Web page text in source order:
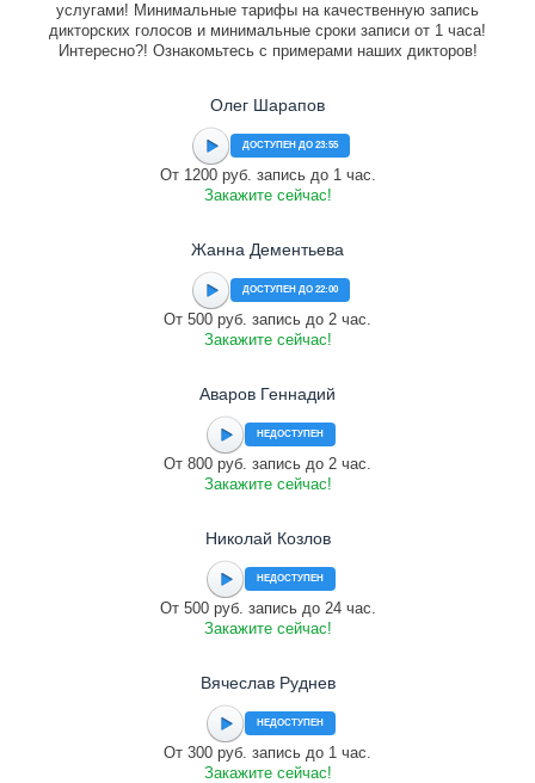
услугами! Минимальные тарифы на качественную запись
дикторских голосов и минимальные сроки записи от 1 часа!
Интересно?! Ознакомьтесь с примерами наших дикторов!
Олег Шарапов
ДОСТУПЕН ДО 23:55
От 1200 руб. запись до 1 час.
Закажите сейчас!
Жанна Дементьева
ДОСТУПЕН ДО 22:00
От 500 руб. запись до 2 час.
Закажите сейчас!
Аваров Геннадий
НЕДОСТУПЕН
От 800 руб. запись до 2 час.
Закажите сейчас!
Николай Козлов
НЕДОСТУПЕН
От 500 руб. запись до 24 час.
Закажите сейчас!
Вячеслав Руднев
НЕДОСТУПЕН
От 300 руб. запись до 1 час.
Закажите сейчас!